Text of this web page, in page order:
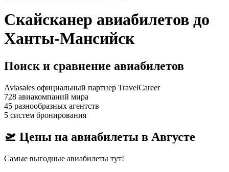
Скайсканер авиабилетов до
Ханты-Мансийск
Поиск и сравнение авиабилетов
Aviasales официальный партнер TravelCareer
728 авиакомпаний мира
45 разнообразных агентств
5 систем бронирования
🛫 Цены на авиабилеты в Августе
Самые выгодные авиабилеты тут!